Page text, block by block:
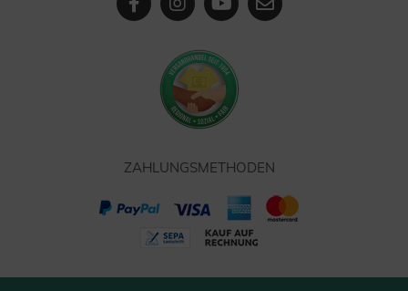
ZAHLUNGSMETHODEN